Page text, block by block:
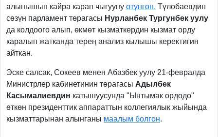
алынышын кайра карап чыгууну өтүнгөн. Түлөбаевдин
сөзүн парламент төрагасы Нурланбек Тургунбек уулу
да колдоого алып, өкмөт кызматкердин кызмат орду
каралып жатканда терең анализ кылышы керектигин
айткан.
Эске салсак, Сокеев менен Абазбек уулу 21-февралда
Министрлер кабинетинин төрагасы Адылбек
Касымалиевдин катышуусунда "Ынтымак ордодо"
өткөн президенттик аппараттын коллегиялык жыйында
кызматтарынан алынганы маалым болгон.